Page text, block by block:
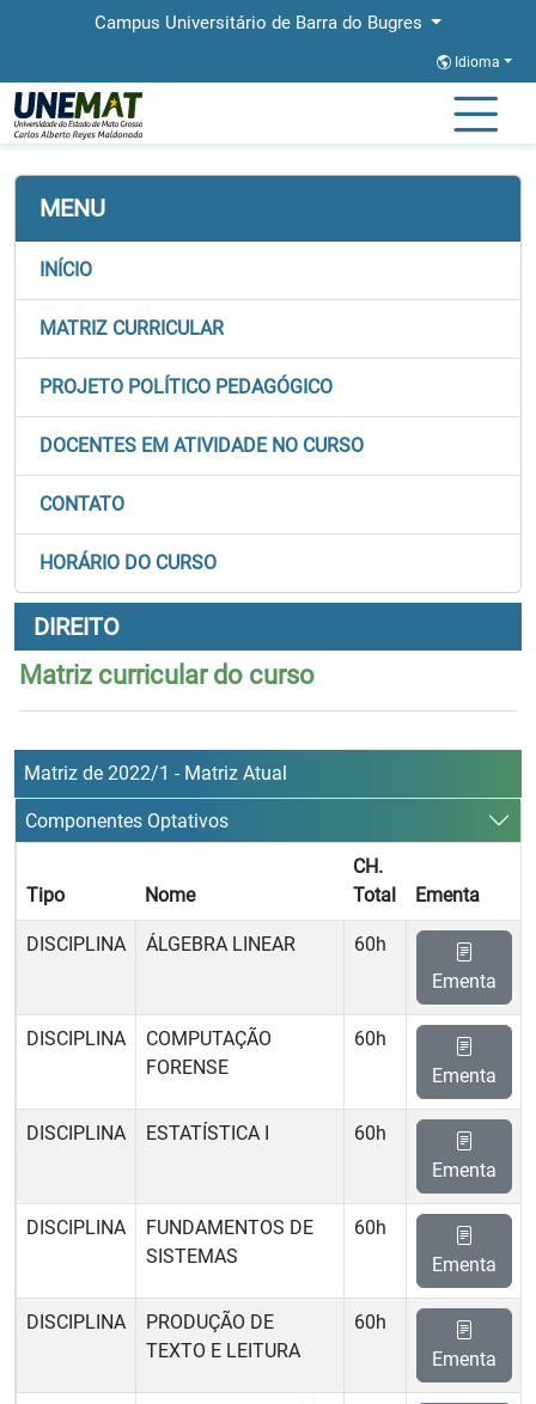
Campus Universitário de Barra do Bugres
Idioma
Página Inicial Matriz
MENU
INÍCIO
MATRIZ CURRICULAR
PROJETO POLÍTICO PEDAGÓGICO
DOCENTES EM ATIVIDADE NO CURSO
CONTATO
HORÁRIO DO CURSO
DIREITO
Matriz curricular do curso
Matriz de 2022/1 - Matriz Atual
Componentes Optativos
Tipo Nome
CH.
Total
Ementa
DISCIPLINA ÁLGEBRA LINEAR
60h
Ementa
DISCIPLINA
COMPUTAÇÃO
FORENSE
60h
Ementa
DISCIPLINA ESTATÍSTICA I
60h
Ementa
DISCIPLINA
FUNDAMENTOS DE
SISTEMAS
60h
Ementa
DISCIPLINA
PRODUÇÃO DE
TEXTO E LEITURA
60h
Ementa